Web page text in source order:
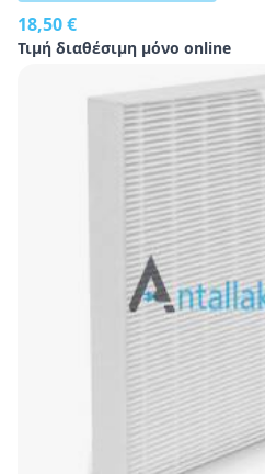
18,50 €
Τιμή διαθέσιμη μόνο online